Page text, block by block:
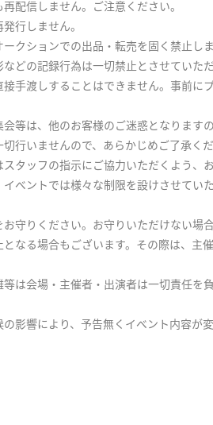
配信しません。ご注意ください。
行しません。
クションでの出品・転売を固く禁止しま
どの記録行為は一切禁止とさせていただ
手渡しすることはできません。事前に
等は、他のお客様のご迷惑となります
行いませんので、あらかじめご了承くだ
タッフの指示にご協力いただくよう、お
ベントでは様々な制限を設けさせてい
守りください。お守りいただけない場
なる場合もございます。その際は、主
は会場・主催者・出演者は一切責任を
影響により、予告無くイベント内容が